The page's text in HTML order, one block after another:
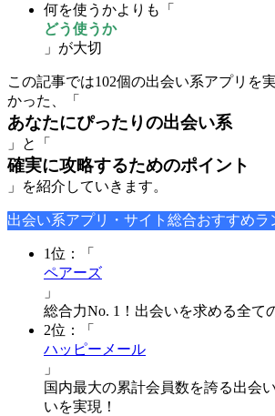
何を使うかよりも「
どう使うか
」が大切
この記事では102個の出会い系アプリを
かった、「
あなたにぴったりの出会い系
」と「
確実に攻略するためのポイント
」を紹介していきます。
出会い系アプリ・サイト総合おすすめラ
1位：「
ペアーズ
」
総合力No. 1！出会いを求める全て
2位：「
ハッピーメール
」
国内最大の累計会員数を誇る出会
いを実現！